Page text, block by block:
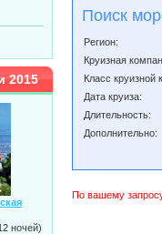
Поиск
Регион:
Круизная
Класс круизной
Дата круиза:
Длительность:
Дополнительно:
По вашему
2015
ночей)